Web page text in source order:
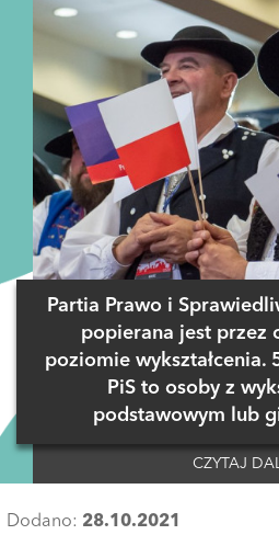
Partia Prawo i
popierana jest przez
poziomie wykształcenia.
PiS to osoby z
podstawowym lub
CZYTAJ
Dodano: 28.10.2021